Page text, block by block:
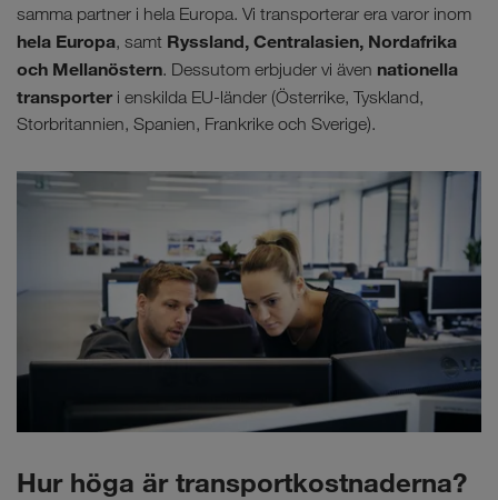
samma partner i hela Europa. Vi transporterar era varor inom
hela Europa, samt Ryssland, Centralasien, Nordafrika
och Mellanöstern. Dessutom erbjuder vi även nationella
transporter i enskilda EU-länder (Österrike, Tyskland,
Storbritannien, Spanien, Frankrike och Sverige).
Hur höga är transportkostnaderna?